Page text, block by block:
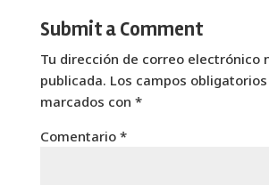
Submit a Comment
Tu dirección de correo electrónico
publicada. Los campos
marcados con *
Comentario *